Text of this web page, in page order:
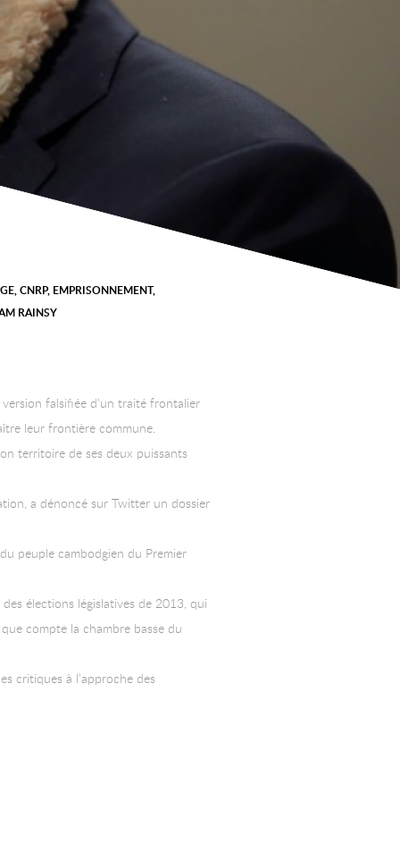
,CNRP, EMPRISONNEMENT,
RAINSY
falsifiée d’un traité frontalier
leur frontière commune.
territoire de ses deux puissants
a dénoncé sur Twitter un dossier
peuple cambodgien du Premier
élections législatives de 2013, qui
compte la chambre basse du
critiques à l’approche des